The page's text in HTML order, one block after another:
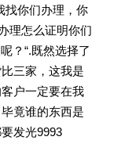
找你们办理，你
理怎么证明你们
？“.既然选择了
三家，这我是
户一定要在我
竟谁的东西是
发光9993